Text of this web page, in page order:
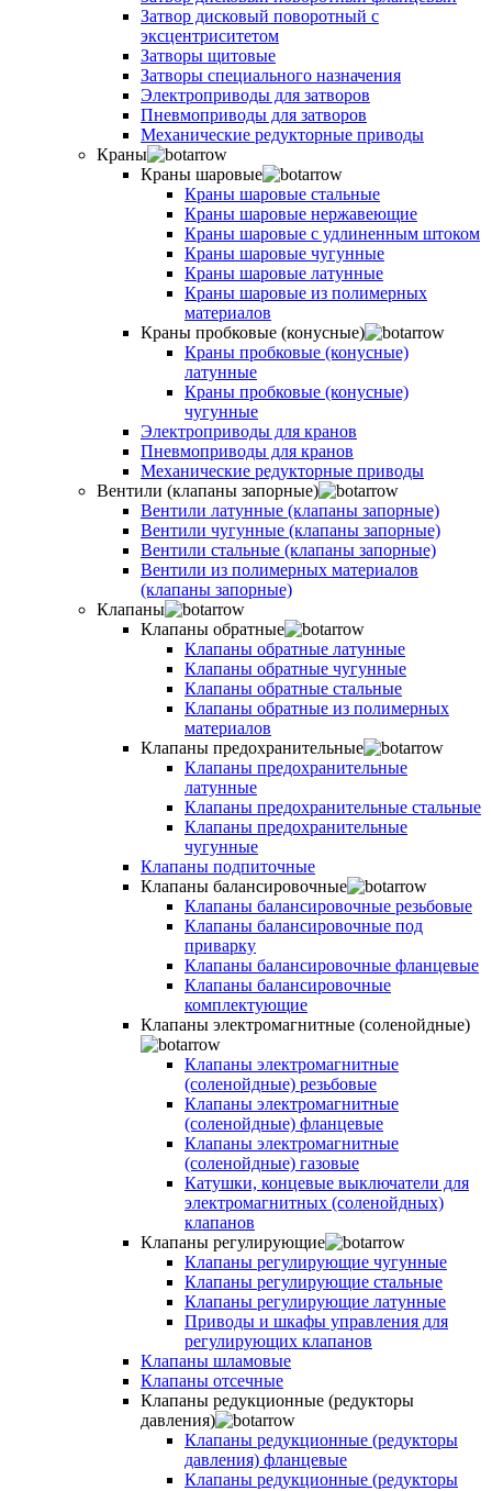
Затвор дисковый поворотный с
эксцентриситетом
Затворы щитовые
Затворы специального назначения
Электроприводы для затворов
Пневмоприводы для затворов
Механические редукторные приводы
Краны
Краны шаровые
Краны шаровые стальные
Краны шаровые нержавеющие
Краны шаровые с удлиненным штоком
Краны шаровые чугунные
Краны шаровые латунные
Краны шаровые из полимерных
материалов
Краны пробковые (конусные)
Краны пробковые (конусные)
латунные
Краны пробковые (конусные)
чугунные
Электроприводы для кранов
Пневмоприводы для кранов
Механические редукторные приводы
Вентили (клапаны запорные)
Вентили латунные (клапаны запорные)
Вентили чугунные (клапаны запорные)
Вентили стальные (клапаны запорные)
Вентили из полимерных материалов
(клапаны запорные)
Клапаны
Клапаны обратные
Клапаны обратные латунные
Клапаны обратные чугунные
Клапаны обратные стальные
Клапаны обратные из полимерных
материалов
Клапаны предохранительные
Клапаны предохранительные
латунные
Клапаны предохранительные стальные
Клапаны предохранительные
чугунные
Клапаны подпиточные
Клапаны балансировочные
Клапаны балансировочные резьбовые
Клапаны балансировочные под
приварку
Клапаны балансировочные фланцевые
Клапаны балансировочные
комплектующие
Клапаны электромагнитные (соленойдные)
Клапаны электромагнитные
(соленойдные) резьбовые
Клапаны электромагнитные
(соленойдные) фланцевые
Клапаны электромагнитные
(соленойдные) газовые
Катушки, концевые выключатели для
электромагнитных (соленойдных)
клапанов
Клапаны регулирующие
Клапаны регулирующие чугунные
Клапаны регулирующие стальные
Клапаны регулирующие латунные
Приводы и шкафы управления для
регулирующих клапанов
Клапаны шламовые
Клапаны отсечные
Клапаны редукционные (редукторы
давления)
Клапаны редукционные (редукторы
давления) фланцевые
Клапаны редукционные (редукторы